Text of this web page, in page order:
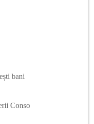
bani
Conso